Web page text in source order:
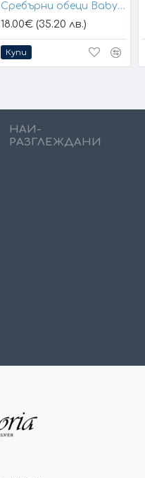
Сребърни обеци Baby Hands
18.00€ (35.20 лв.)
Купи
НАЙ-
РАЗГЛЕЖДАНИ